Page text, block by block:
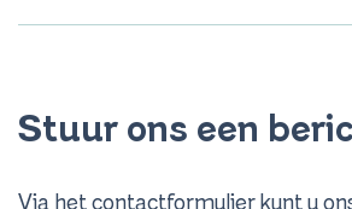
Stuur ons een
Via het contactformulier kunt u